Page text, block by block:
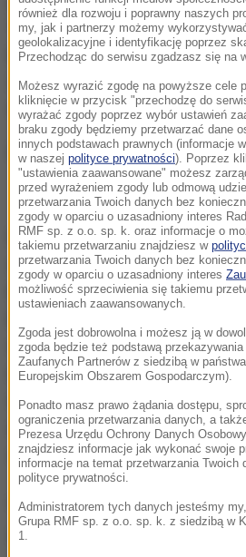
"dziwne" zachowanie stada
Nikt chyba nie spodziewał się,
Zwiezda - znana ze swojej
dopatrzy się tam... twarzy Putina.
Tak
Film, po udostępnieniu przez
stał się hitem internetu i
komentarzy. Rosjanie zaczęli
wojny z Rosją", "Putin przekupił
internauci. Jeden z nich
widoczna na nagraniu bardziej
ukraińskiego premiera Arsenija
są nawet zdania, że film został
(jkz,abs)
Źródło: RMF24-Washington Post
również dla rozwoju i poprawny naszych
my, jak i partnerzy możemy
geolokalizacyjne i identyfikację poprzez
Przechodząc do serwisu zgadzasz się na
Możesz wyrazić zgodę na powyższe cele
kliknięcie w przycisk "przechodzę do
wyrażać zgody poprzez wybór ustawień
braku zgody będziemy przetwarzać dane
innych podstawach prawnych (informacje
w naszej polityce prywatności). Poprzez
"ustawienia zaawansowane" możesz
przed wyrażeniem zgody lub odmową
przetwarzania Twoich danych bez
zgody w oparciu o uzasadniony interes
RMF sp. z o.o. sp. k. oraz informacje o
takiemu przetwarzaniu znajdziesz w
przetwarzania Twoich danych bez
zgody w oparciu o uzasadniony interes
możliwość sprzeciwienia się takiemu
ustawieniach zaawansowanych.
Zgoda jest dobrowolna i możesz ją w
zgoda będzie też podstawą
Zaufanych Partnerów z siedzibą w
Europejskim Obszarem Gospodarczym).
Ponadto masz prawo żądania dostępu,
ograniczenia przetwarzania danych, a
Prezesa Urzędu Ochrony Danych
znajdziesz informacje jak wykonać swoje
informacje na temat przetwarzania Twoich
polityce prywatności.
Administratorem tych danych jesteśmy
Grupa RMF sp. z o.o. sp. k. z siedzibą w
1.